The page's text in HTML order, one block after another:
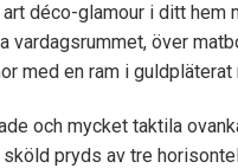
déco-glamour i ditt hem
över
med en ram i
och mycket taktila
pryds av tre